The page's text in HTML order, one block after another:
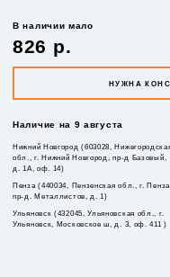
В наличии мало
826 р.
НУЖНА
Наличие на 9 августа
Нижний Новгород (603028,
обл., г. Нижний Новгород, пр-д Базовый,
д. 1А, оф. 14)
Пенза (440034, Пензенская обл., г. Пенза,
пр-д. Металлистов, д. 1)
Ульяновск (432045, Ульяновская обл., г.
Ульяновск, Московское ш, д. 3, оф. 411 )